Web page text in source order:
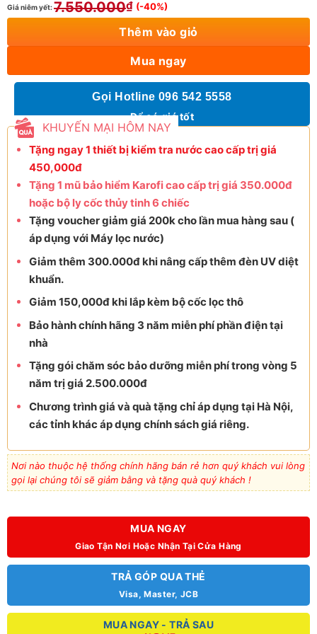
Giá niêm yết:7.550.000₫ (-40%)
Thêm vào giỏ
Mua ngay
Gọi Hotline 096 542 5558
Để có giá tốt
KHUYẾN MẠI HÔM NAY
Tặng ngay 1 thiết bị kiểm tra nước cao cấp trị giá
450,000đ
Tặng 1 mũ bảo hiểm Karofi cao cấp trị giá 350.000đ
hoặc bộ ly cốc thủy tinh 6 chiếc
Tặng voucher giảm giá 200k cho lần mua hàng sau (
áp dụng với Máy lọc nước)
Giảm thêm 300.000đ khi nâng cấp thêm đèn UV diệt
khuẩn.
Giảm 150,000đ khi lắp kèm bộ cốc lọc thô
Bảo hành chính hãng 3 năm miễn phí phần điện tại
nhà
Tặng gói chăm sóc bảo dưỡng miễn phí trong vòng 5
năm trị giá 2.500.000đ
Chương trình giá và quà tặng chỉ áp dụng tại Hà Nội,
các tỉnh khác áp dụng chính sách giá riêng.
Nơi nào thuộc hệ thống chính hãng bán rẻ hơn quý khách vui lòng
gọi lại chúng tôi sẽ giảm bằng và tặng quà quý khách !
MUA NGAY
Giao Tận Nơi Hoặc Nhận Tại Cửa Hàng
TRẢ GÓP QUA THẺ
Visa, Master, JCB
MUA NGAY - TRẢ SAU